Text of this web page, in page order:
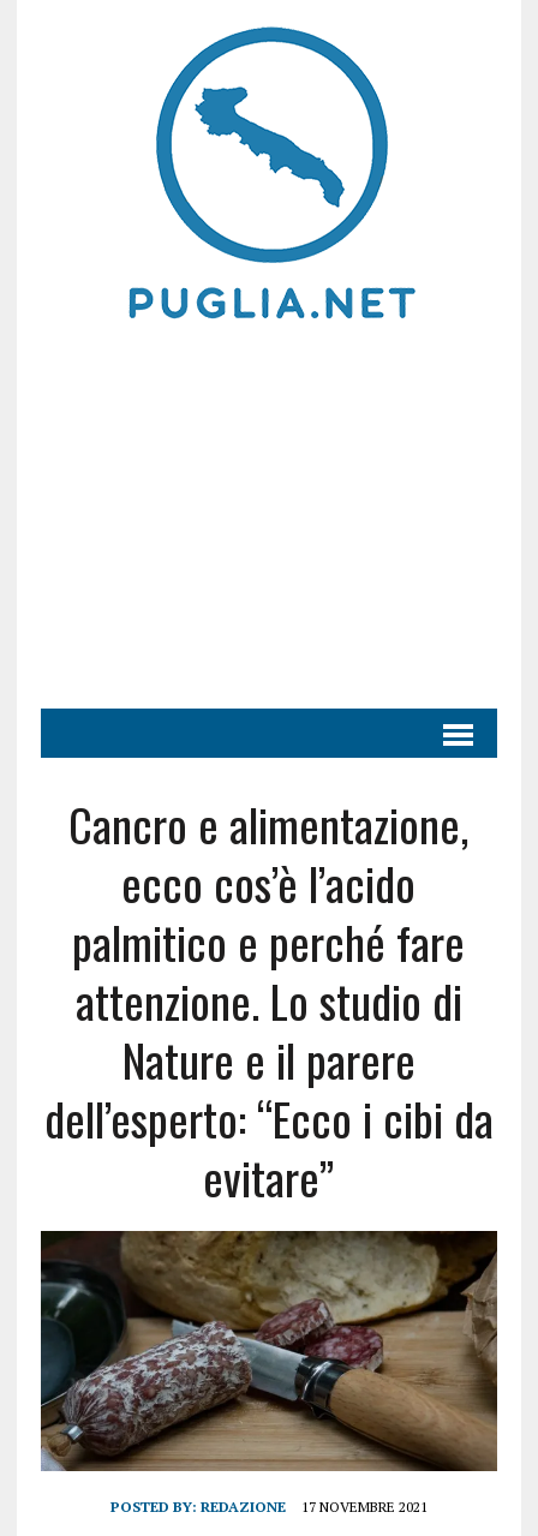
Cancro e alimentazione,
ecco cos’è l’acido
palmitico e perché fare
attenzione. Lo studio di
Nature e il parere
dell’esperto: “Ecco i cibi da
evitare”
POSTED BY: REDAZIONE 17 NOVEMBRE 2021